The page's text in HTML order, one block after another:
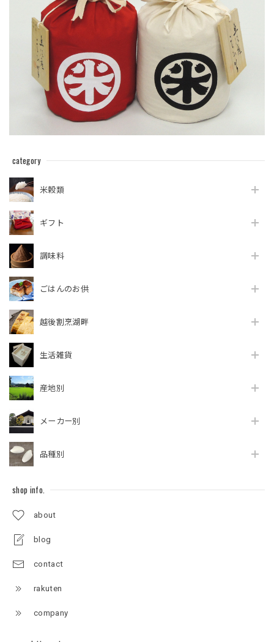
category
米穀類
ギフト
調味料
ごはんのお供
越後割烹湖畔
生活雑貨
産地別
メーカー別
品種別
shop info.
about
blog
contact
rakuten
company